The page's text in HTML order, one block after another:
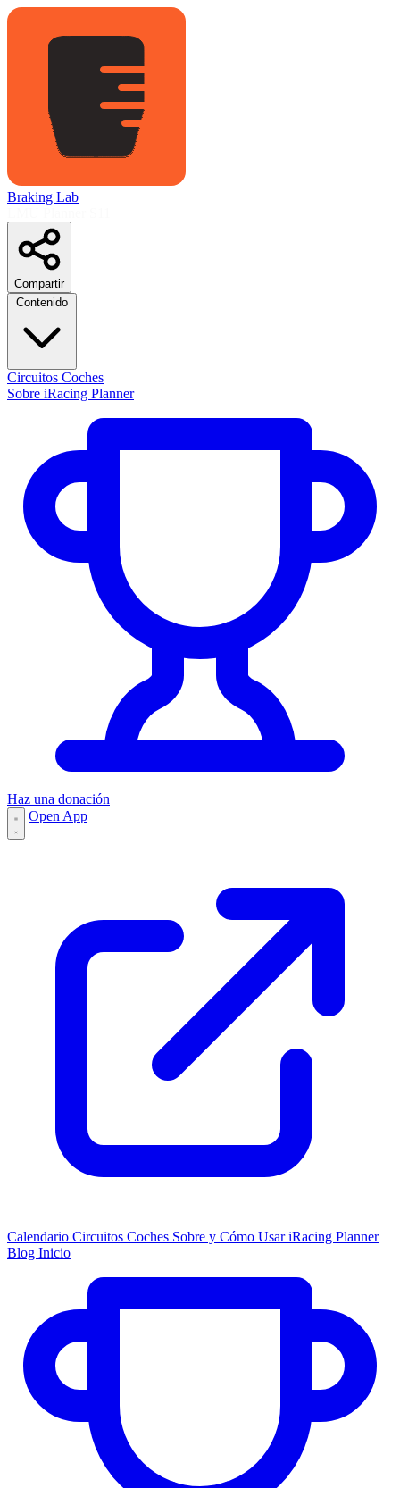
Braking Lab
Compartir
Circuitos Coches
Sobre iRacing Planner
Haz una donación
Open App
Calendario Circuitos Coches Sobre y Cómo UsariRacing Planner
Blog Inicio